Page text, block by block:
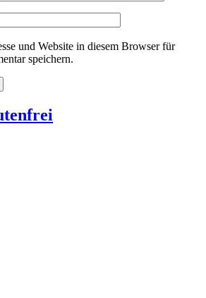
und Website in diesem Browser für
speichern.